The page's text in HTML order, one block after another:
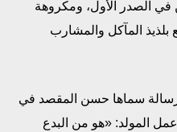
الصدر الأول، ومكروهة
المآكل والمشارب
سماها حسن المقصد في
المولد: «هو من البدع